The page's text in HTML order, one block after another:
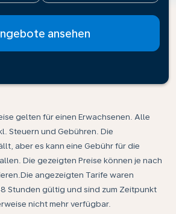
ansehen
gelten für einen Erwachsenen. Alle
Steuern und Gebühren. Die
aber es kann eine Gebühr für die
Die gezeigten Preise können je nach
angezeigten Tarife waren
Stunden gültig und sind zum Zeitpunkt
nicht mehr verfügbar.